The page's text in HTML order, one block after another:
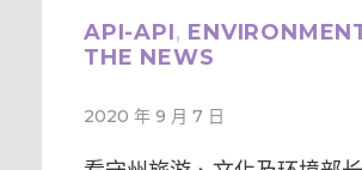
API-API,
THE NEWS
2020 年 9 月 7 日